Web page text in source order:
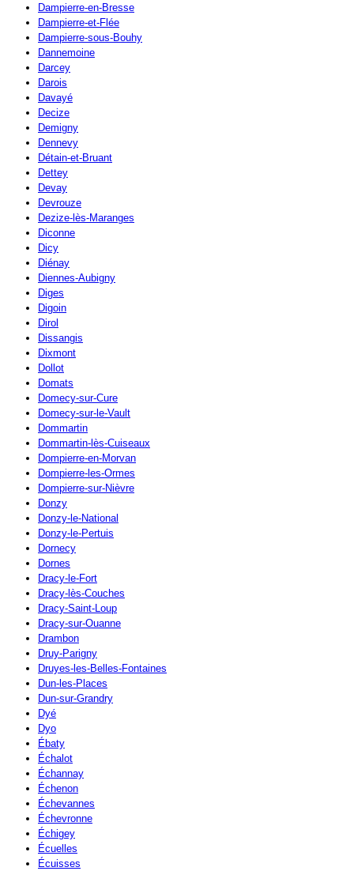
Dampierre-en-Bresse
Dampierre-et-Flée
Dampierre-sous-Bouhy
Dannemoine
Darcey
Darois
Davayé
Decize
Demigny
Dennevy
Détain-et-Bruant
Dettey
Devay
Devrouze
Dezize-lès-Maranges
Diconne
Dicy
Diénay
Diennes-Aubigny
Diges
Digoin
Dirol
Dissangis
Dixmont
Dollot
Domats
Domecy-sur-Cure
Domecy-sur-le-Vault
Dommartin
Dommartin-lès-Cuiseaux
Dompierre-en-Morvan
Dompierre-les-Ormes
Dompierre-sur-Nièvre
Donzy
Donzy-le-National
Donzy-le-Pertuis
Dornecy
Dornes
Dracy-le-Fort
Dracy-lès-Couches
Dracy-Saint-Loup
Dracy-sur-Ouanne
Drambon
Druy-Parigny
Druyes-les-Belles-Fontaines
Dun-les-Places
Dun-sur-Grandry
Dyé
Dyo
Ébaty
Échalot
Échannay
Échenon
Échevannes
Échevronne
Échigey
Écuelles
Écuisses